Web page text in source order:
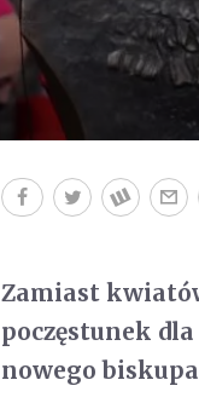
Zamiast
poczęstunek
nowego